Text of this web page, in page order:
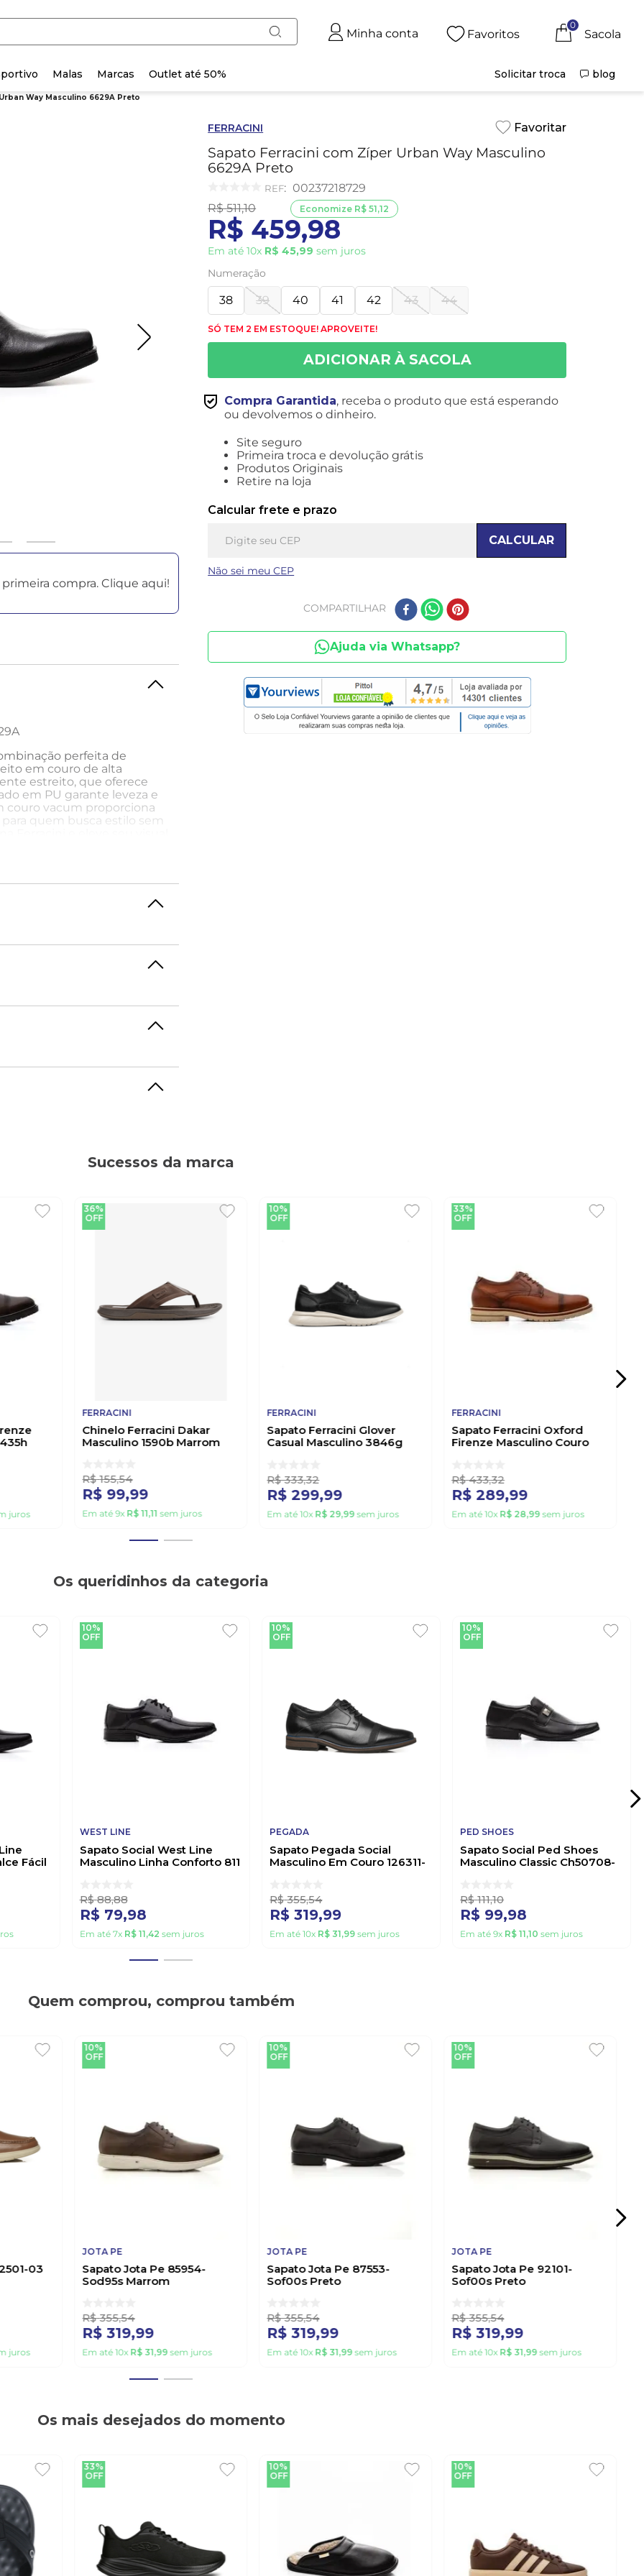
Minha conta Favoritos
0
Malas Marcas Outlet até 50% Solicitar troca blog
Way Masculino 6629A Preto
primeira compra. Clique aqui!
perfeita de
em couro de alta
estreito, que oferece
em PU garante leveza e
couro vacum proporciona
quem busca estilo sem
perfeita para aquele evento
com um relógio
para oferecer conforto e
de melhor em calçados!
FERRACINI
Sapato Ferracini com Zíper Urban Way Masculino
6629A Preto
: 00237218729
R$ 511,10
R$ 459,98
Em até10x R$ 45,99 sem juros
Economize R$ 51,12
Numeração
38 39 40 41 42 43 44
SÓ TEM 2 EM ESTOQUE! APROVEITE!
Compra Garantida, receba o produto que está esperando
ou devolvemos o dinheiro.
Site seguro
Primeira troca e devolução grátis
Produtos Originais
Retire na loja
Calcular frete e prazo
CALCULAR
Não sei meu CEP
COMPARTILHAR
Ajuda via Whatsapp?
Sucessos da marca
juros
36%
OFF
FERRACINI
Chinelo Ferracini Dakar
Masculino 1590b Marrom
R$ 155,54
R$ 99,99
Em até9x R$ 11,11 sem juros
10%
OFF
FERRACINI
Sapato Ferracini Glover
Casual Masculino 3846g
R$ 333,32
R$ 299,99
Em até10x R$ 29,99sem juros
33%
OFF
FERRACINI
Sapato Ferracini Oxford
Firenze Masculino Couro
R$ 433,32
R$ 289,99
Em até10x R$ 28,99sem juros
Os queridinhos da categoria
Fácil
10%
OFF
WEST LINE
Sapato Social West Line
Masculino Linha Conforto 811
R$ 88,88
R$ 79,98
Em até 7x R$ 11,42 sem juros
10%
OFF
PEGADA
Sapato Pegada Social
Masculino Em Couro 126311-
R$ 355,54
R$ 319,99
Em até10x R$ 31,99 sem juros
10%
OFF
PED SHOES
Sapato Social Ped Shoes
Masculino Classic Ch50708-
R$ 111,10
R$ 99,98
Em até9x R$ 11,10 sem juros
Quem comprou, comprou também
03
juros
10%
OFF
JOTA PE
Sapato Jota Pe 85954-
Sod95s Marrom
R$ 355,54
R$ 319,99
Em até10x R$ 31,99sem juros
10%
OFF
JOTA PE
Sapato Jota Pe 87553-
Sof00s Preto
R$ 355,54
R$ 319,99
Em até10x R$ 31,99sem juros
10%
OFF
JOTA PE
Sapato Jota Pe 92101-
Sof00s Preto
R$ 355,54
R$ 319,99
Em até10x R$ 31,99sem juros
Os mais desejados do momento
33%
OFF
10%
OFF
10%
OFF